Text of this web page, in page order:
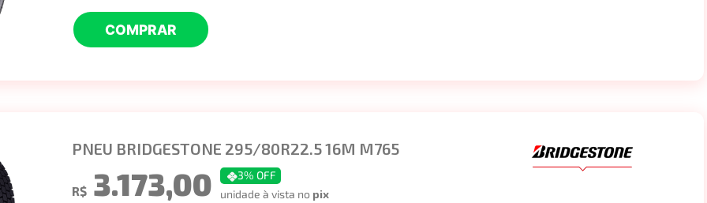
COMPRAR
PNEU BRIDGESTONE 295/80R22.5 16M M765
R$ 3.173,00 3% OFF
unidade à vista no pix